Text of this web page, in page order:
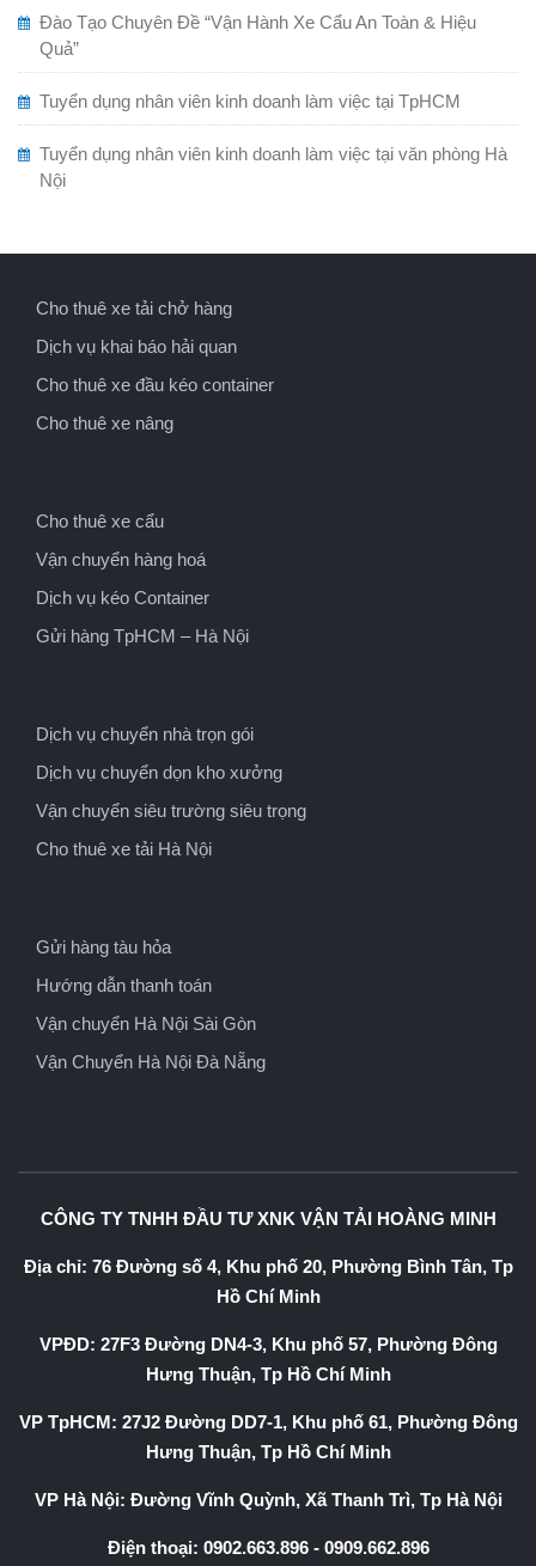
Đào Tạo Chuyên Đề “Vận Hành Xe Cẩu An Toàn & Hiệu
Quả”
Tuyển dụng nhân viên kinh doanh làm việc tại TpHCM
Tuyển dụng nhân viên kinh doanh làm việc tại văn phòng Hà
Nội
Cho thuê xe tải chở hàng
Dịch vụ khai báo hải quan
Cho thuê xe đầu kéo container
Cho thuê xe nâng
Cho thuê xe cẩu
Vận chuyển hàng hoá
Dịch vụ kéo Container
Gửi hàng TpHCM – Hà Nội
Dịch vụ chuyển nhà trọn gói
Dịch vụ chuyển dọn kho xưởng
Vận chuyển siêu trường siêu trọng
Cho thuê xe tải Hà Nội
Gửi hàng tàu hỏa
Hướng dẫn thanh toán
Vận chuyển Hà Nội Sài Gòn
Vận Chuyển Hà Nội Đà Nẵng
CÔNG TY TNHH ĐẦU TƯ XNK VẬN TẢI HOÀNG MINH
Địa chỉ: 76 Đường số 4, Khu phố 20, Phường Bình Tân, Tp
Hồ Chí Minh
VPĐD: 27F3 Đường DN4-3, Khu phố 57, Phường Đông
Hưng Thuận, Tp Hồ Chí Minh
VP TpHCM: 27J2 Đường DD7-1, Khu phố 61, Phường Đông
Hưng Thuận, Tp Hồ Chí Minh
VP Hà Nội: Đường Vĩnh Quỳnh, Xã Thanh Trì, Tp Hà Nội
Điện thoại: 0902.663.896- 0909.662.896